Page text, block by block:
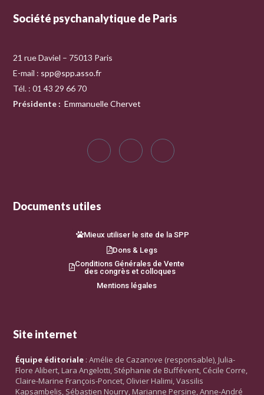
Société psychanalytique de Paris
21 rue Daviel – 75013 Paris
E-mail : spp@spp.asso.fr
Tél. : 01 43 29 66 70
Présidente : Emmanuelle Chervet
Documents utiles
Mieux utiliser le site de la SPP
Dons & Legs
Conditions Générales de Vente
des congrès et colloques
Mentions légales
Site internet
Équipe éditoriale : Amélie de Cazanove (responsable), Julia-
Flore Alibert, Lara Angelotti, Stéphanie de Buffévent, Cécile Corre,
Claire-Marine François-Poncet, Olivier Halimi, Vassilis
Kapsambelis, Sébastien Nourry, Marianne Persine, Anne-André